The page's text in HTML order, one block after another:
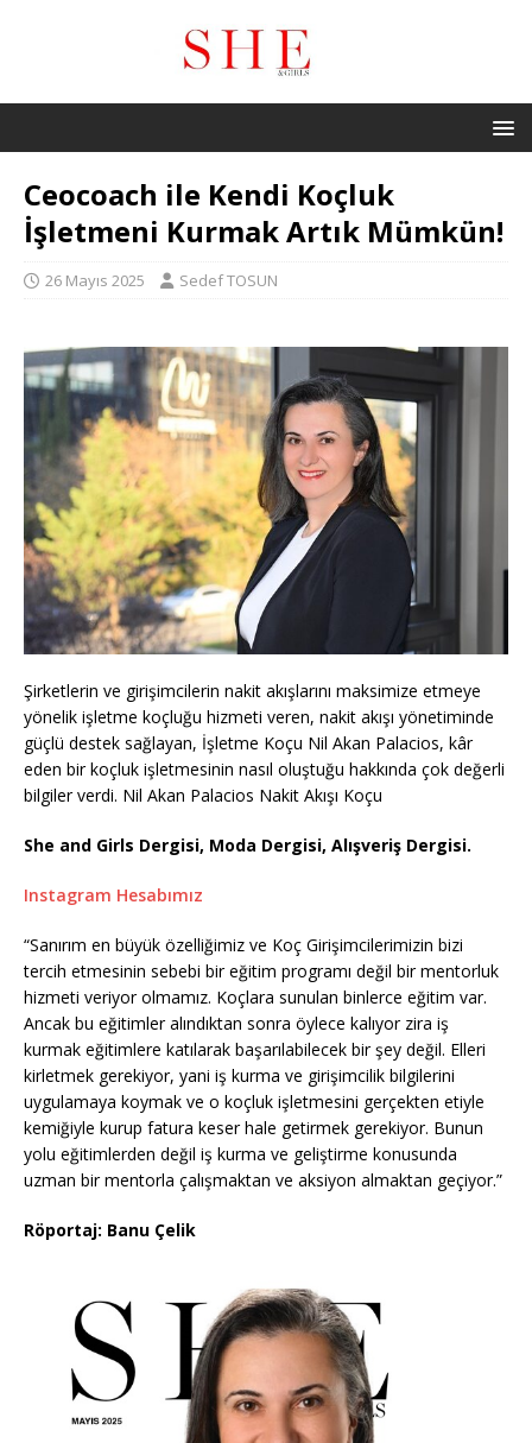
Ceocoach ile Kendi Koçluk
İşletmeni Kurmak Artık Mümkün!
26 Mayıs 2025 Sedef TOSUN
Şirketlerin ve girişimcilerin nakit akışlarını maksimize etmeye
yönelik işletme koçluğu hizmeti veren, nakit akışı yönetiminde
güçlü destek sağlayan, İşletme Koçu Nil Akan Palacios, kâr
eden bir koçluk işletmesinin nasıl oluştuğu hakkında çok değerli
bilgiler verdi. Nil Akan Palacios Nakit Akışı Koçu
She and Girls Dergisi, Moda Dergisi, Alışveriş Dergisi.
Instagram Hesabımız
“Sanırım en büyük özelliğimiz ve Koç Girişimcilerimizin bizi
tercih etmesinin sebebi bir eğitim programı değil bir mentorluk
hizmeti veriyor olmamız. Koçlara sunulan binlerce eğitim var.
Ancak bu eğitimler alındıktan sonra öylece kalıyor zira iş
kurmak eğitimlere katılarak başarılabilecek bir şey değil. Elleri
kirletmek gerekiyor, yani iş kurma ve girişimcilik bilgilerini
uygulamaya koymak ve o koçluk işletmesini gerçekten etiyle
kemiğiyle kurup fatura keser hale getirmek gerekiyor. Bunun
yolu eğitimlerden değil iş kurma ve geliştirme konusunda
uzman bir mentorla çalışmaktan ve aksiyon almaktan geçiyor.”
Röportaj: Banu Çelik